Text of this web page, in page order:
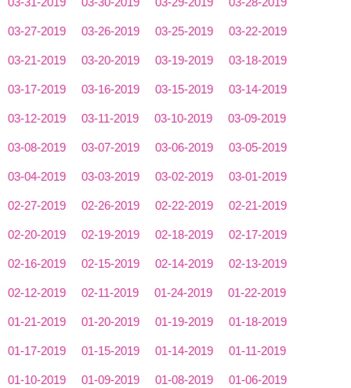
03-27-2019 03-26-2019 03-25-2019 03-22-2019
03-21-2019 03-20-2019 03-19-2019 03-18-2019
03-17-2019 03-16-2019 03-15-2019 03-14-2019
03-12-2019 03-11-2019 03-10-2019 03-09-2019
03-08-2019 03-07-2019 03-06-2019 03-05-2019
03-04-2019 03-03-2019 03-02-2019 03-01-2019
02-27-2019 02-26-2019 02-22-2019 02-21-2019
02-20-2019 02-19-2019 02-18-2019 02-17-2019
02-16-2019 02-15-2019 02-14-2019 02-13-2019
02-12-2019 02-11-2019 01-24-2019 01-22-2019
01-21-2019 01-20-2019 01-19-2019 01-18-2019
01-17-2019 01-15-2019 01-14-2019 01-11-2019
01-10-2019 01-09-2019 01-08-2019 01-06-2019